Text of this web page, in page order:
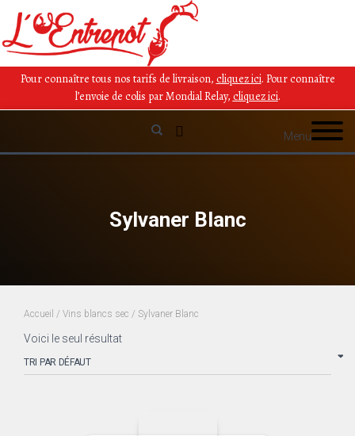
Pour connaître tous nos tarifs de livraison, cliquez ici. Pour connaître
l’envoie de colis par Mondial Relay, cliquez ici.
Menu
Sylvaner Blanc
Accueil / Vins blancs sec / Sylvaner Blanc
Voici le seul résultat